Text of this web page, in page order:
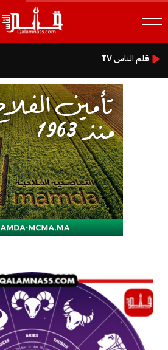
قلم الناس TV